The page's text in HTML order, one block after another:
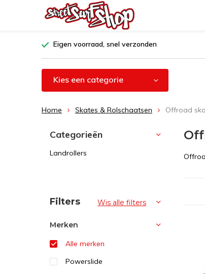
Eigen voorraad, snel verzonden
Kies een categorie
Home Skates & Rolschaatsen Offroad
Categorieën
Landrollers
Sorteren op:
Filters Wis alle filters
Merken
Alle merken
Powerslide